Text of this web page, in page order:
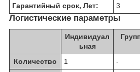
Гарантийный срок, Лет:
3
Логистические параметры
Индивидуал
ьная
Количество
1 -